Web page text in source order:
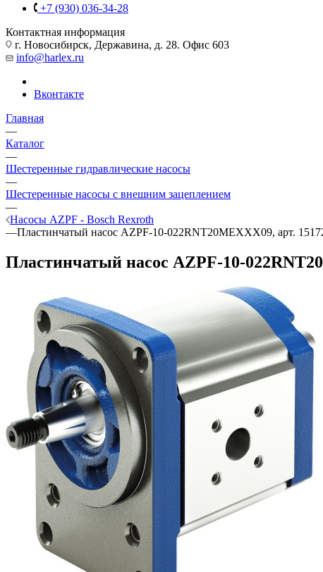
+7 (930) 036-34-28
Контактная информация
г. Новосибирск, Державина, д. 28. Офис 603
info@harlex.ru
Вконтакте
Главная
—
Каталог
—
Шестеренные гидравлические насосы
—
Шестеренные насосы с внешним зацеплением
—
Насосы AZPF - Bosch Rexroth
—Пластинчатый насос AZPF-10-022RNT20MEXXX09, арт.
Пластинчатый насос AZPF-10-